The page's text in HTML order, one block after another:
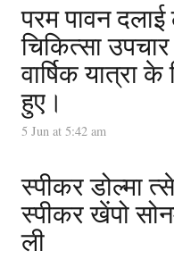
परम पावन दलाई
चिकित्सा
वार्षिक यात्रा
हुए।
5 Jun at 5:42 am
स्पीकर डोल्मा
स्पीकर खेंपो
ली